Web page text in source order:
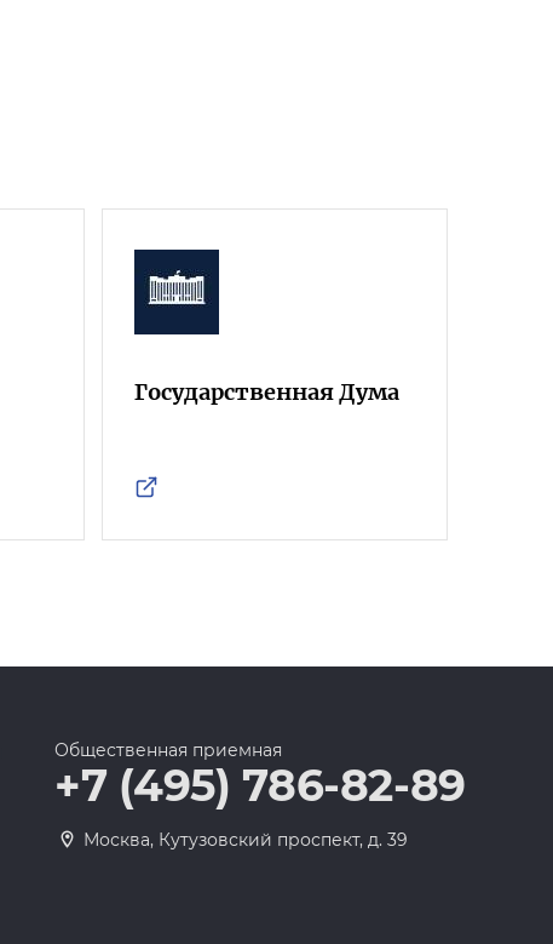
Государственная Дума
Общественная приемная
+7 (495) 786-82-89
Москва, Кутузовский проспект, д. 39